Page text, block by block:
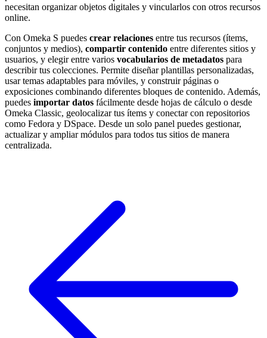
necesitan organizar objetos digitales y vincularlos con otros recursos
online.
Con Omeka S puedes crear relaciones entre tus recursos (ítems,
conjuntos y medios), compartir contenido entre diferentes sitios y
usuarios, y elegir entre varios vocabularios de metadatos para
describir tus colecciones. Permite diseñar plantillas personalizadas,
usar temas adaptables para móviles, y construir páginas o
exposiciones combinando diferentes bloques de contenido. Además,
puedes importar datos fácilmente desde hojas de cálculo o desde
Omeka Classic, geolocalizar tus ítems y conectar con repositorios
como Fedora y DSpace. Desde un solo panel puedes gestionar,
actualizar y ampliar módulos para todos tus sitios de manera
centralizada.